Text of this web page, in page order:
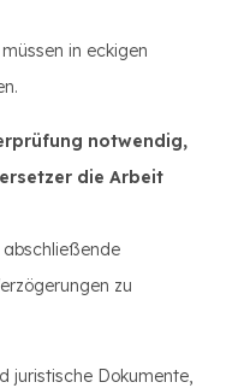
in eckigen
notwendig,
die Arbeit
abschließende
zu
juristische Dokumente,